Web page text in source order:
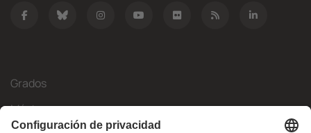
Grados
Másteres